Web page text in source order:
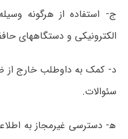
ج- استفاده از هرگونه
الکترونیکی و دستگاه­های
د- کمک به داوطلب خارج از
سئوالات.
ه‍- دسترسی غیرمجاز به